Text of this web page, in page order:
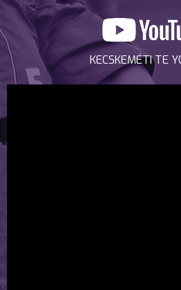
KECSKEMÉTI TE